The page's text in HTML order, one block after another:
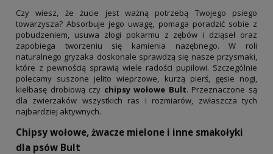
Czy wiesz, że żucie jest ważną potrzebą Twojego psiego
towarzysza? Absorbuje jego uwagę, pomaga poradzić sobie z
pobudzeniem, usuwa złogi pokarmu z zębów i dziąseł oraz
zapobiega tworzeniu się kamienia nazębnego. W roli
naturalnego gryzaka doskonale sprawdzą się nasze przysmaki,
które z pewnością sprawią wiele radości pupilowi. Szczególnie
polecamy suszone jelito wieprzowe, kurzą pierś, gęsie nogi,
kiełbasę drobiową czy chipsy wołowe Bult. Przeznaczone są
dla zwierzaków wszystkich ras i rozmiarów, zwłaszcza tych
najbardziej aktywnych.
Chipsy wołowe, żwacze mielone i inne smakołyki
dla psów Bult